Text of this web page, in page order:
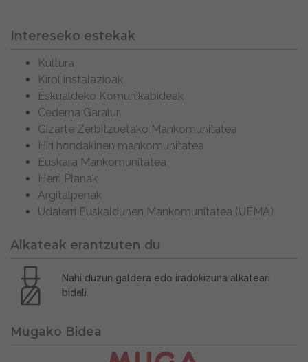
Intereseko estekak
Kultura
Kirol instalazioak
Eskualdeko Komunikabideak
Cederna Garalur
Gizarte Zerbitzuetako Mankomunitatea
Hiri hondakinen mankomunitatea
Euskara Mankomunitatea
Herri Planak
Argitalpenak
Udalerri Euskaldunen Mankomunitatea (UEMA)
Alkateak erantzuten du
Nahi duzun galdera edo iradokizuna alkateari
bidali.
Mugako Bidea